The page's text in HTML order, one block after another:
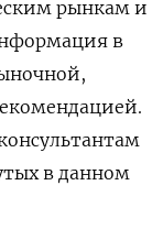
рынкам и
в
в данном